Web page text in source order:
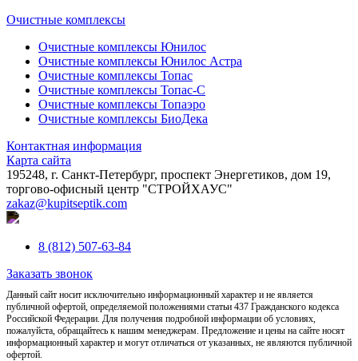
Очистные комплексы
Очистные комплексы Юнилос
Очистные комплексы Юнилос Астра
Очистные комплексы Топас
Очистные комплексы Топас-С
Очистные комплексы Топаэро
Очистные комплексы БиоДека
Контактная информация
Карта сайта
195248, г. Санкт-Петербург, проспект Энергетиков, дом 19,
торгово-офисный центр "СТРОЙХАУС"
zakaz@kupitseptik.com
8 (812) 507-63-84
Заказать звонок
Данный сайт носит исключительно информационный характер и не является
публичной офертой, определяемой положениями статьи 437 Гражданского кодекса
Российской Федерации. Для получения подробной информации об условиях,
пожалуйста, обращайтесь к нашим менеджерам. Предложение и цены на сайте носят
информационный характер и могут отличаться от указанных, не являются публичной
офертой.